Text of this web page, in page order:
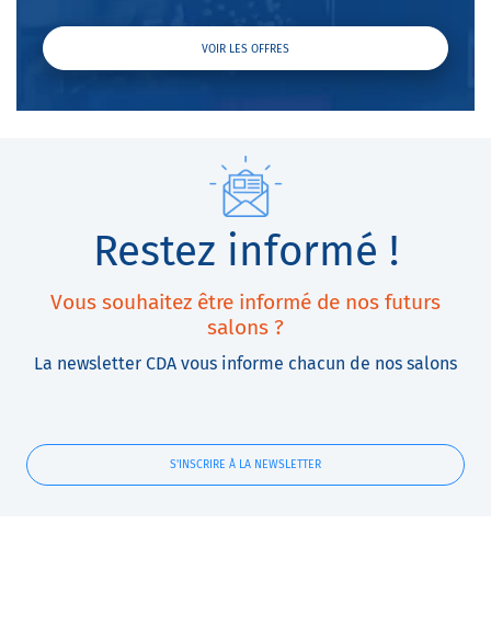
VOIR LES OFFRES
Restez informé !
Vous souhaitez être informé de nos futurs
salons ?
La newsletter CDA vous informe chacun de nos salons
S'INSCRIRE À LA NEWSLETTER